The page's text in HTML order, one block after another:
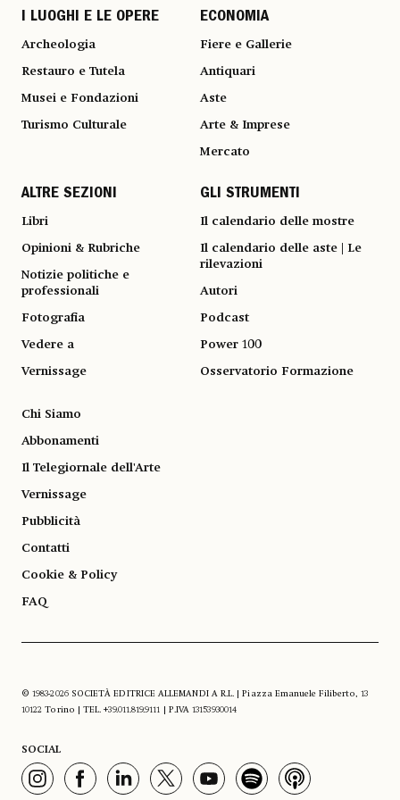
I LUOGHI E LE OPERE
Archeologia
Restauro e Tutela
Musei e Fondazioni
Turismo Culturale
ECONOMIA
Fiere e Gallerie
Antiquari
Aste
Arte & Imprese
Mercato
ALTRE SEZIONI
Libri
Opinioni & Rubriche
Notizie politiche e
professionali
Fotografia
Vedere a
Vernissage
GLI STRUMENTI
Il calendario delle mostre
Il calendario delle aste | Le
rilevazioni
Autori
Podcast
Power 100
Osservatorio Formazione
Chi Siamo
Abbonamenti
Il Telegiornale dell'Arte
Vernissage
Pubblicità
Contatti
Cookie & Policy
FAQ
© 1983-2026 SOCIETÀ EDITRICE ALLEMANDI A R.L. | Piazza Emanuele Filiberto, 13
10122 Torino | TEL. +39.011.819.9111 | P.IVA 13153930014
SOCIAL